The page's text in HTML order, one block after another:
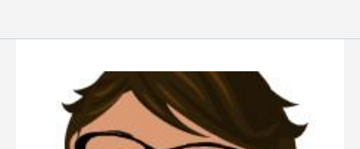
SERVICE